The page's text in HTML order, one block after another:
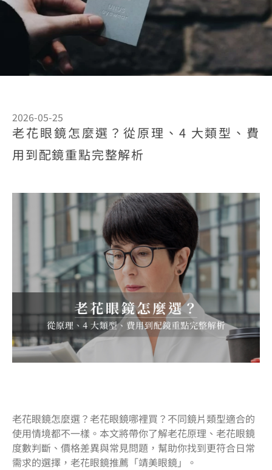
2026-05-25
老花眼鏡怎麼選？從原理、4 大類型、費
用到配鏡重點完整解析
老花眼鏡怎麼選？老花眼鏡哪裡買？不同鏡片類型適合的
使用情境都不一樣。本文將帶你了解老花原理、老花眼鏡
度數判斷、價格差異與常見問題，幫助你找到更符合日常
需求的選擇，老花眼鏡推薦「靖美眼鏡」。